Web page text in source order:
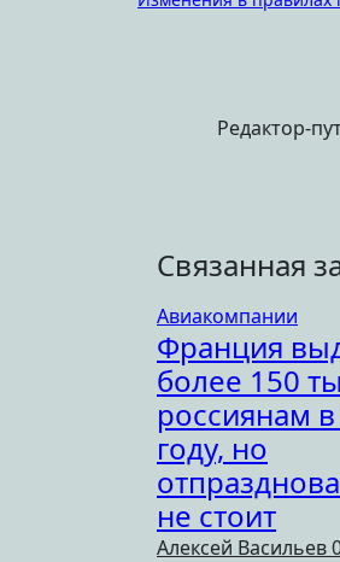
Редактор-
Связанная
Авиакомпании
Франция
более 150
россиянам
году, но
не стоит
Алексей Васильев